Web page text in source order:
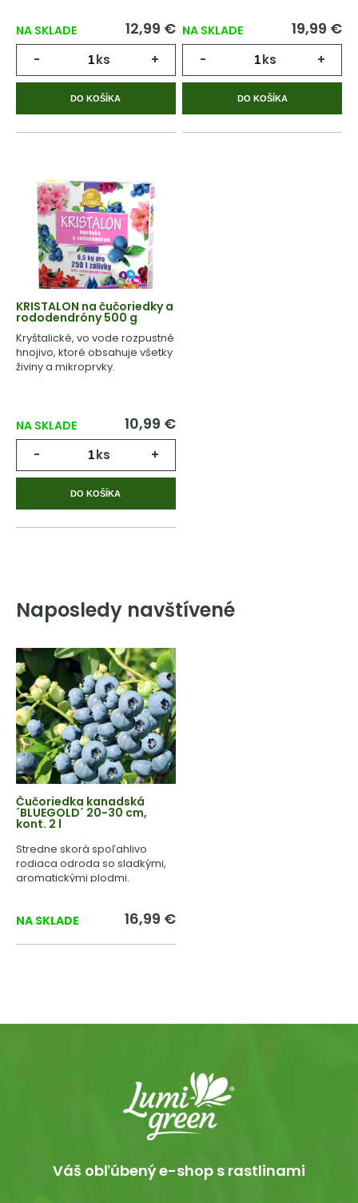
NA SKLADE 12,99 €
- ks +
DO KOŠÍKA
NA SKLADE 19,99 €
- ks +
DO KOŠÍKA
KRISTALON na čučoriedky a
rododendróny 500 g
Kryštalické, vo vode rozpustné
hnojivo, ktoré obsahuje všetky
živiny a mikroprvky.
NA SKLADE 10,99 €
- ks +
DO KOŠÍKA
Naposledy navštívené
Čučoriedka kanadská
´BLUEGOLD´ 20-30 cm,
kont. 2 l
Stredne skorá spoľahlivo
rodiaca odroda so sladkými,
aromatickými plodmi.
NA SKLADE 16,99 €
Váš obľúbený e-shop s rastlinami